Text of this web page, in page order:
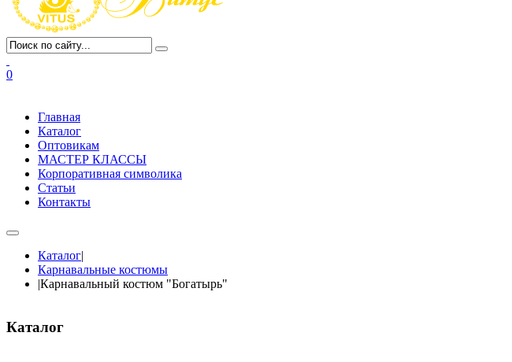
0
Главная
Каталог
Оптовикам
МАСТЕР КЛАССЫ
Корпоративная символика
Статьи
Контакты
Каталог|
Карнавальные костюмы
|Карнавальный костюм "Богатырь"
Каталог